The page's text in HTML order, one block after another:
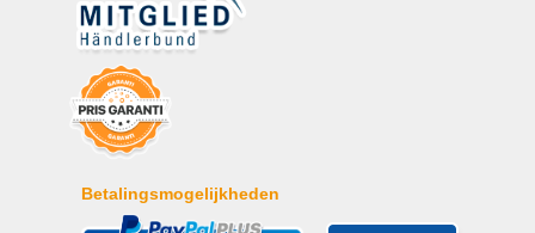
Betalingsmogelijkheden